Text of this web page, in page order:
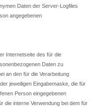
Daten der Server-Logfiles
angegebenen
Internetseite des für die
Daten zu
an den für die Verarbeitung
jeweiligen Eingabemaske, die für
Person eingegebenen
die interne Verwendung bei dem für